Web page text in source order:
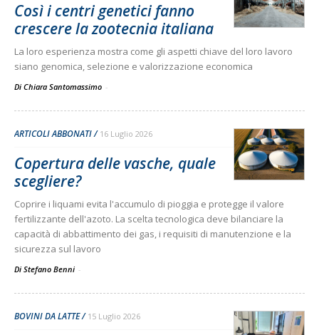
Così i centri genetici fanno
crescere la zootecnia italiana
La loro esperienza mostra come gli aspetti chiave del loro lavoro
siano genomica, selezione e valorizzazione economica
Di Chiara Santomassimo -
ARTICOLI ABBONATI 16 Luglio 2026
Copertura delle vasche, quale
scegliere?
Coprire i liquami evita l'accumulo di pioggia e protegge il valore
fertilizzante dell'azoto. La scelta tecnologica deve bilanciare la
capacità di abbattimento dei gas, i requisiti di manutenzione e la
sicurezza sul lavoro
Di Stefano Benni -
BOVINI DA LATTE 15 Luglio 2026